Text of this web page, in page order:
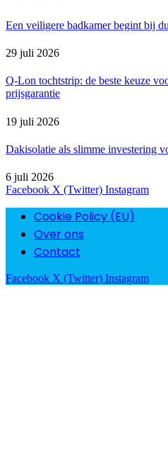
Een veiligere badkamer begint bij
29 juli 2026
Q-Lon tochtstrip: de beste keuze
prijsgarantie
19 juli 2026
Dakisolatie als slimme investering
6 juli 2026
Facebook X (Twitter) Instagram
Cookie Policy (EU)
Over ons
Contact
Facebook X (Twitter) Instagram